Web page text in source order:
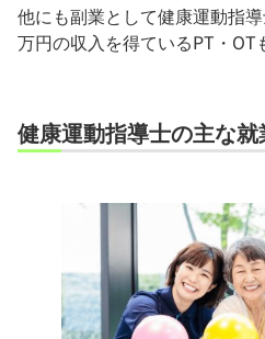
他にも副業として健康運動指
万円の収入を得ているPT・OT
健康運動指導士の主な就